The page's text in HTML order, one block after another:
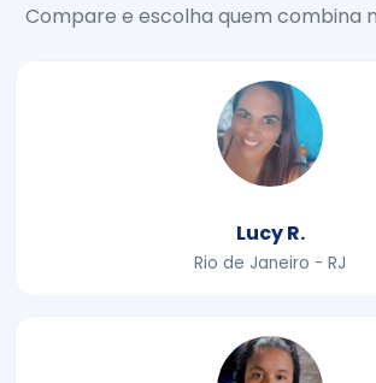
Compare e escolha quem combina
Lucy R.
Rio de Janeiro - RJ